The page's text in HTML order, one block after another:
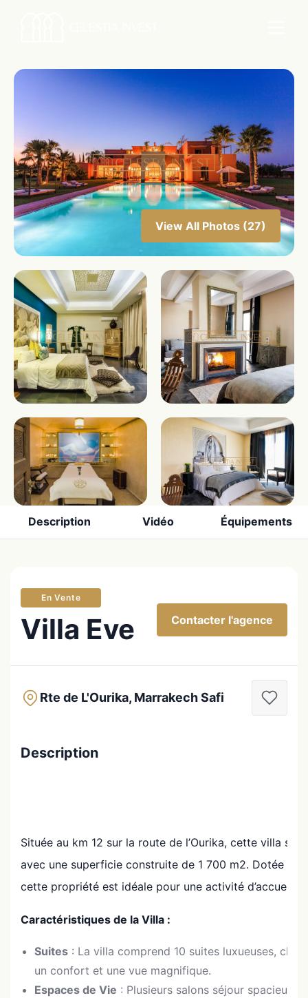
View All Photos (27)
Description Vidéo Équipements
En Vente
Villa Eve Contacter l'agence
Rte de L'Ourika, Marrakech Safi
Description
Située au km 12 sur la route de l’Ourika, cette villa
avec une superficie construite de 1 700 m2. Dotée
cette propriété est idéale pour une activité d’accueil
Caractéristiques de la Villa :
Suites : La villa comprend 10 suites luxueuses,
un confort et une vue magnifique.
Espaces de Vie : Plusieurs salons séjour spacieux,